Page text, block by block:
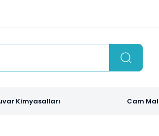
Kimyasalları Cam